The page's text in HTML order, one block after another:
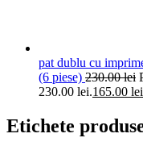
pat dublu cu
(6 piese) 230.00lei
230.00 lei.165.00 lei
Etichete